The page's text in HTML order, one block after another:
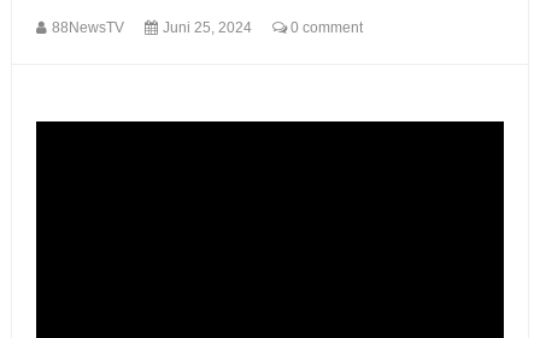
88NewsTV Juni 25, 2024 0 comment